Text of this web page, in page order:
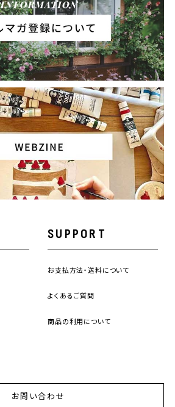
SUPPORT
お支払方法・送料について
よくあるご質問
商品の利用について
お問い合わせ